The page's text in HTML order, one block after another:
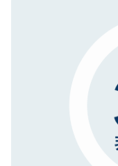
で、機密